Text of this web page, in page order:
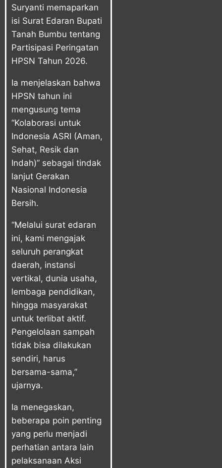
Suryanti memaparkan
isi Surat Edaran Bupati
Tanah Bumbu tentang
Partisipasi Peringatan
HPSN Tahun 2026.
Ia menjelaskan bahwa
HPSN tahun ini
mengusung tema
“Kolaborasi untuk
Indonesia ASRI (Aman,
Sehat, Resik dan
Indah)” sebagai tindak
lanjut Gerakan
Nasional Indonesia
Bersih.
“Melalui surat edaran
ini, kami mengajak
seluruh perangkat
daerah, instansi
vertikal, dunia usaha,
lembaga pendidikan,
hingga masyarakat
untuk terlibat aktif.
Pengelolaan sampah
tidak bisa dilakukan
sendiri, harus
bersama-sama,”
ujarnya.
Ia menegaskan,
beberapa poin penting
yang perlu menjadi
perhatian antara lain
pelaksanaan Aksi